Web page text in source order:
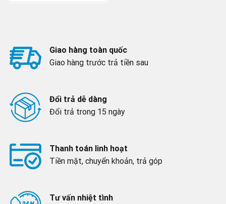
Giao hàng toàn quốc
Giao hàng trước trả tiền sau
Đổi trả dễ dàng
Đổi trả trong 15 ngày
Thanh toán linh hoạt
Tiền mặt, chuyển khoản, trả góp
Tư vấn nhiệt tình